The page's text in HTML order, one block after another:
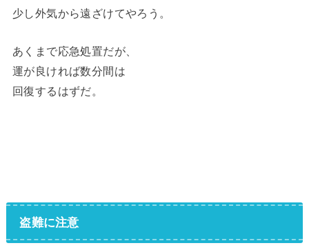
少し外気から遠ざけてやろう。
あくまで応急処置だが、
運が良ければ数分間は
回復するはずだ。
盗難に注意